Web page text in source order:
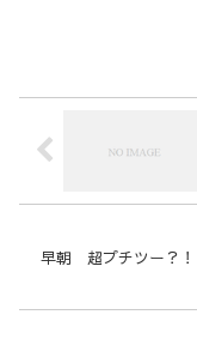
早朝 超プチツー？